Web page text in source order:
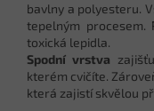
bavlny a polyesteru.
tepelným procesem.
toxická lepidla.
Spodní vrstva
kterém cvičíte.
která zajistí skvělou